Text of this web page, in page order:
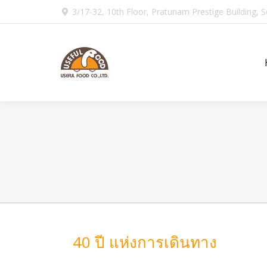
3/17-32, 10th Floor, Pratunam Prestige Building,
40 ปี แห่งการเดินทาง